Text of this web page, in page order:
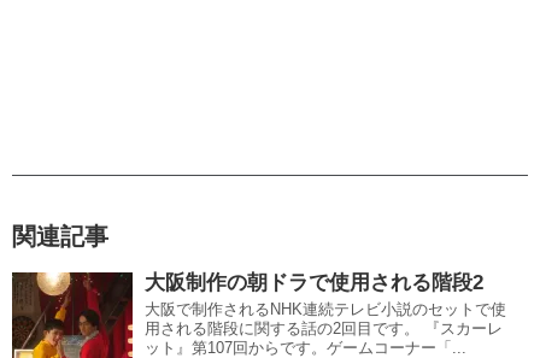
関連記事
大阪制作の朝ドラで使用される階段2
大阪で制作されるNHK連続テレビ小説のセットで使
用される階段に関する話の2回目です。 『スカーレ
ット』第107回からです。ゲームコーナー「...